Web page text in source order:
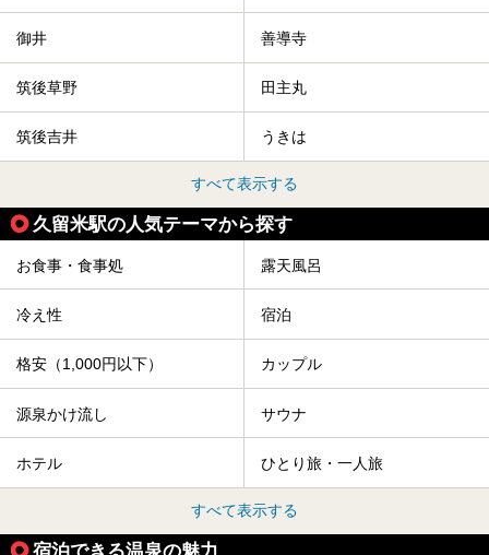
御井 善導寺
筑後草野 田主丸
筑後吉井 うきは
すべて表示する
久留米駅の人気テーマから探す
お食事・食事処 露天風呂
冷え性 宿泊
格安（1,000円以下） カップル
源泉かけ流し サウナ
ホテル ひとり旅・一人旅
すべて表示する
宿泊できる温泉の魅力